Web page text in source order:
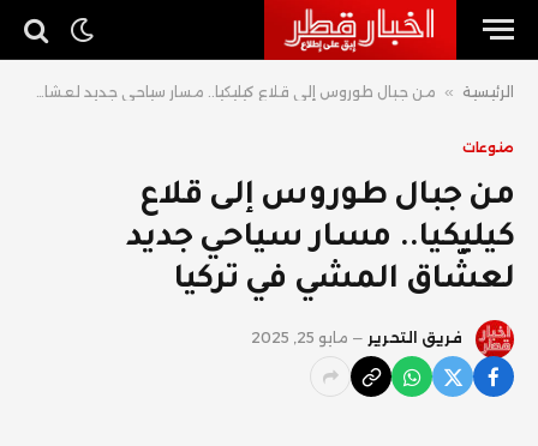
الرئيسية » من جبال طوروس إلى قلاع كيليكيا.. مسار سياحي جديد لعشّاق المشي في تركيا
منوعات
من جبال طوروس إلى قلاع
كيليكيا.. مسار سياحي جديد
لعشّاق المشي في تركيا
فريق التحرير مايو 25, 2025